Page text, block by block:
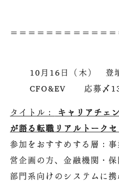
＝＝＝＝＝＝＝＝＝＝＝＝
10月16日（木） 登
CFO&EV 応募〆13
タイトル：
キャリアチェ
が語る転職リアルトーク
参加をおすすめする層：
営企画の方、金融機関・
部門系向けのシステムに